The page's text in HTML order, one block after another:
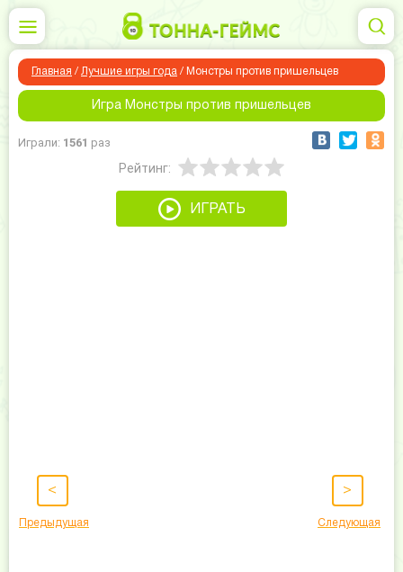
Главная / Лучшие игры года / Монстры против пришельцев
Игра Монстры против пришельцев
Играли: 1561 раз
Рейтинг:
ИГРАТЬ
<
Предыдущая
>
Следующая